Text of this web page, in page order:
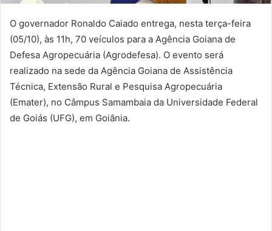
O governador Ronaldo Caiado entrega, nesta terça-feira
(05/10), às 11h, 70 veículos para a Agência Goiana de
Defesa Agropecuária (Agrodefesa). O evento será
realizado na sede da Agência Goiana de Assistência
Técnica, Extensão Rural e Pesquisa Agropecuária
(Emater), no Câmpus Samambaia da Universidade Federal
de Goiás (UFG), em Goiânia.